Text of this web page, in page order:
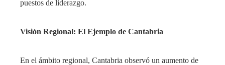
puestos de liderazgo.
Visión Regional: El Ejemplo de Cantabria
En el ámbito regional, Cantabria observó un aumento de